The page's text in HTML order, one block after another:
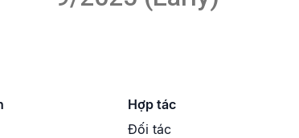
Hợp tác
Đối tác